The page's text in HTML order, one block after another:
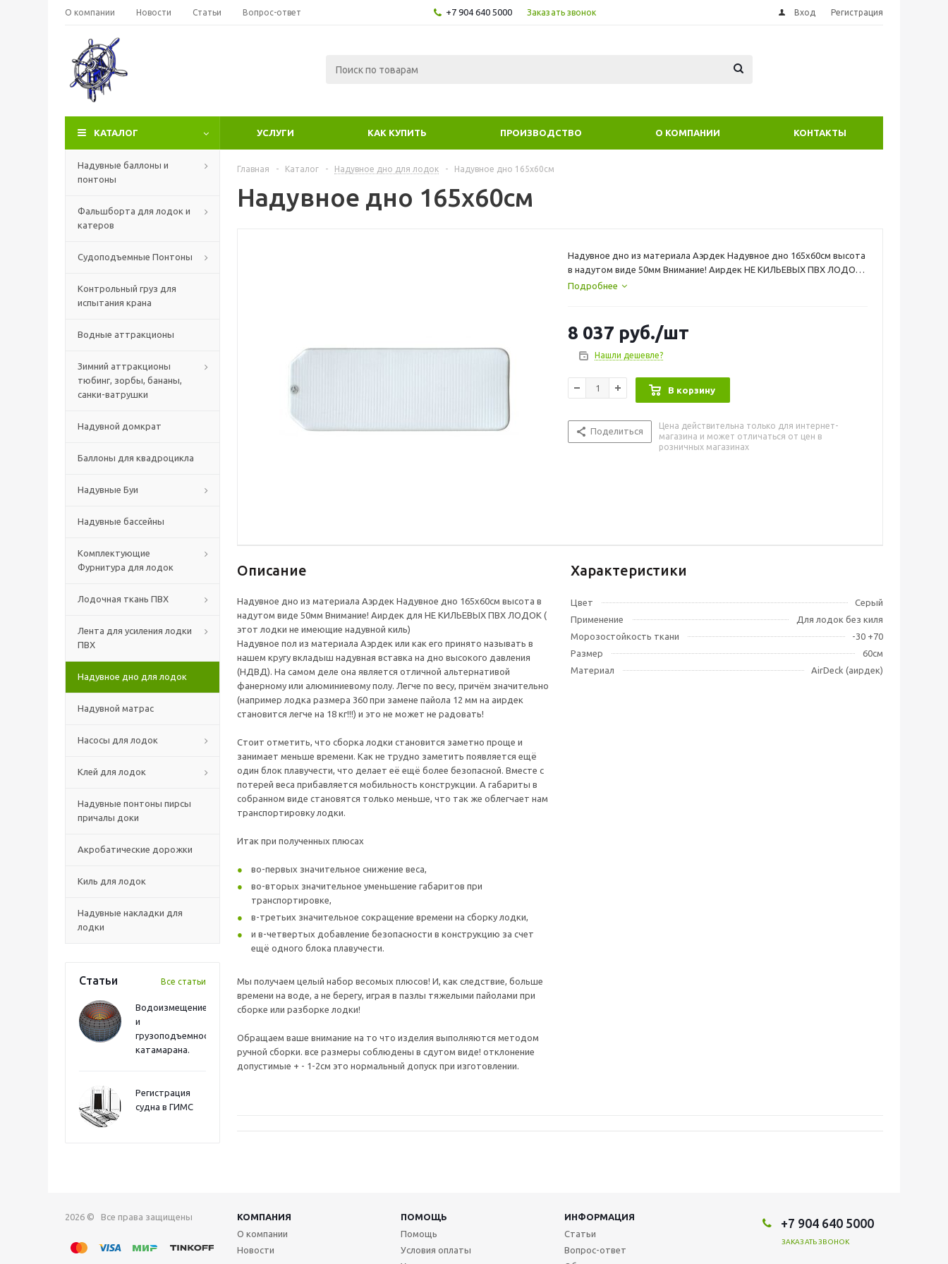
О компании Новости Статьи Вопрос-ответ +7 904 640 5000 Заказать звонок Вход Регистрация
КАТАЛОГ УСЛУГИ КАК КУПИТЬ ПРОИЗВОДСТВО О КОМПАНИИ КОНТАКТЫ
Надувные баллоны и
понтоны
Фальшборта для лодок и
катеров
Судоподъемные Понтоны
Контрольный груз для
испытания крана
Водные аттракционы
Зимний аттракционы
тюбинг, зорбы, бананы,
санки-ватрушки
Надувной домкрат
Баллоны для квадроцикла
Надувные Буи
Надувные бассейны
Комплектующие
Фурнитура для лодок
Лодочная ткань ПВХ
Лента для усиления лодки
ПВХ
Надувное дно для лодок
Надувной матрас
Насосы для лодок
Клей для лодок
Надувные понтоны пирсы
причалы доки
Акробатические дорожки
Киль для лодок
Надувные накладки для
лодки
Статьи Все статьи
Водоизмещение
и
грузоподъемность
катамарана.
Регистрация
судна в ГИМС
Главная - Каталог - Надувное дно для лодок - Надувное дно 165х60см
Надувное дно 165х60см
Надувное дно из материала Аэрдек Надувное дно 165х60см высота
в надутом виде 50мм Внимание! Аирдек НЕ КИЛЬЕВЫХ ПВХ ЛОДОК (
этот лодки не имеющие надувной киль)
Подробнее
8 037 руб./шт
Нашли дешевле?
В корзину
Поделиться
Цена действительна только для интернет-
магазина и может отличаться от цен в
розничных магазинах
Описание
Надувное дно из материала Аэрдек Надувное дно 165х60см высота в
надутом виде 50мм Внимание! Аирдек для НЕ КИЛЬЕВЫХ ПВХ ЛОДОК (
этот лодки не имеющие надувной киль)
Надувное пол из материала Аэрдек или как его принято называть в
нашем кругу вкладыш надувная вставка на дно высокого давления
(НДВД). На самом деле она является отличной альтернативой
фанерному или алюминиевому полу. Легче по весу, причём значительно
(например лодка размера 360 при замене пайола 12 мм на аирдек
становится легче на 18 кг!!!) и это не может не радовать!
Стоит отметить, что сборка лодки становится заметно проще и
занимает меньше времени. Как не трудно заметить появляется ещё
один блок плавучести, что делает её ещё более безопасной. Вместе с
потерей веса прибавляется мобильность конструкции. А габариты в
собранном виде становятся только меньше, что так же облегчает нам
транспортировку лодки.
Итак при полученных плюсах
во-первых значительное снижение веса,
во-вторых значительное уменьшение габаритов при
транспортировке,
в-третьих значительное сокращение времени на сборку лодки,
и в-четвертых добавление безопасности в конструкцию за счет
ещё одного блока плавучести.
Мы получаем целый набор весомых плюсов! И, как следствие, больше
времени на воде, а не берегу, играя в пазлы тяжелыми пайолами при
сборке или разборке лодки!
Обращаем ваше внимание на то что изделия выполняются методом
ручной сборки. все размеры соблюдены в сдутом виде! отклонение
допустимые + - 1-2см это нормальный допуск при изготовлении.
Характеристики
Цвет
Серый
Применение
Для лодок без киля
Морозостойкость ткани
-30 +70
Размер
60см
Материал
AirDeck (аирдек)
2026 © Все права защищены КОМПАНИЯ ПОМОЩЬ
ИНФОРМАЦИЯ
О компании
Новости
Помощь
Условия оплаты
Статьи
Вопрос-ответ
+7 904 640 5000
ЗАКАЗАТЬ ЗВОНОК